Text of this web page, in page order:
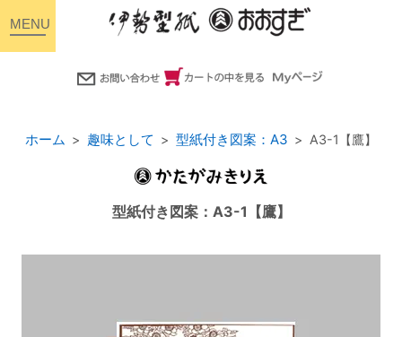
ホーム 趣味として 型紙付き図案：A3 A3-1【鷹】
型紙付き図案：A3-1【鷹】
toggle
navigation